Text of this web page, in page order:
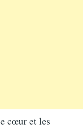
cœur et les